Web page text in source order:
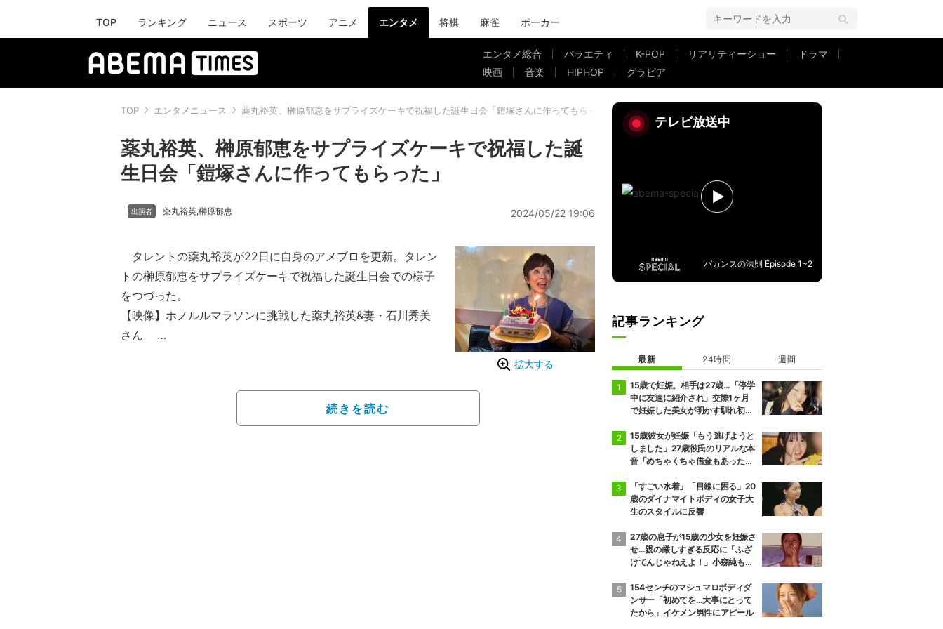
TOP ランキング ニュース スポーツ アニメ エンタメ 将棋 麻雀 ポーカー
エンタメ総合 バラエティ K-POP リアリティーショー
ドラマ
映画
音楽 HIPHOP グラビア
TOP エンタメニュース 薬丸裕英、榊原郁恵をサプライズケーキで祝福した誕生日会「鎧塚さんに作ってもらった」
薬丸裕英、榊原郁恵をサプライズケーキで祝福した誕
生日会「鎧塚さんに作ってもらった」
薬丸裕英,榊原郁恵 2024/05/22 19:06
拡大する
タレントの薬丸裕英が22日に自身のアメブロを更新。タレン
トの榊原郁恵をサプライズケーキで祝福した誕生日会での様子
をつづった。
【映像】ホノルルマラソンに挑戦した薬丸裕英&妻・石川秀美
さん
レントの彦摩呂、女優でタレントの田中律子らとの集合ショッ
続きを読む
テレビ放送中
バカンスの法則 Épisode 1~2
記事ランキング
最新 24時間 週間
15歳で妊娠。相手は27歳…「停学
中に友達に紹介され」交際1ヶ月
で妊娠した美女が明かす馴れ初め
絶句
15歳彼女が妊娠「もう逃げようと
しました」27歳彼氏のリアルな本
音「めちゃくちゃ借金もあったの
「すごい水着」「目線に困る」20
歳のダイナマイトボディの女子大
生のスタイルに反響
27歳の息子が15歳の少女を妊娠さ
せ…親の厳しすぎる反応に「ふざ
けてんじゃねえよ！」小森純も怒
154センチのマシュマロボディダ
ンサー「初めてを…大事にとって
たから」イケメン男性にアピール